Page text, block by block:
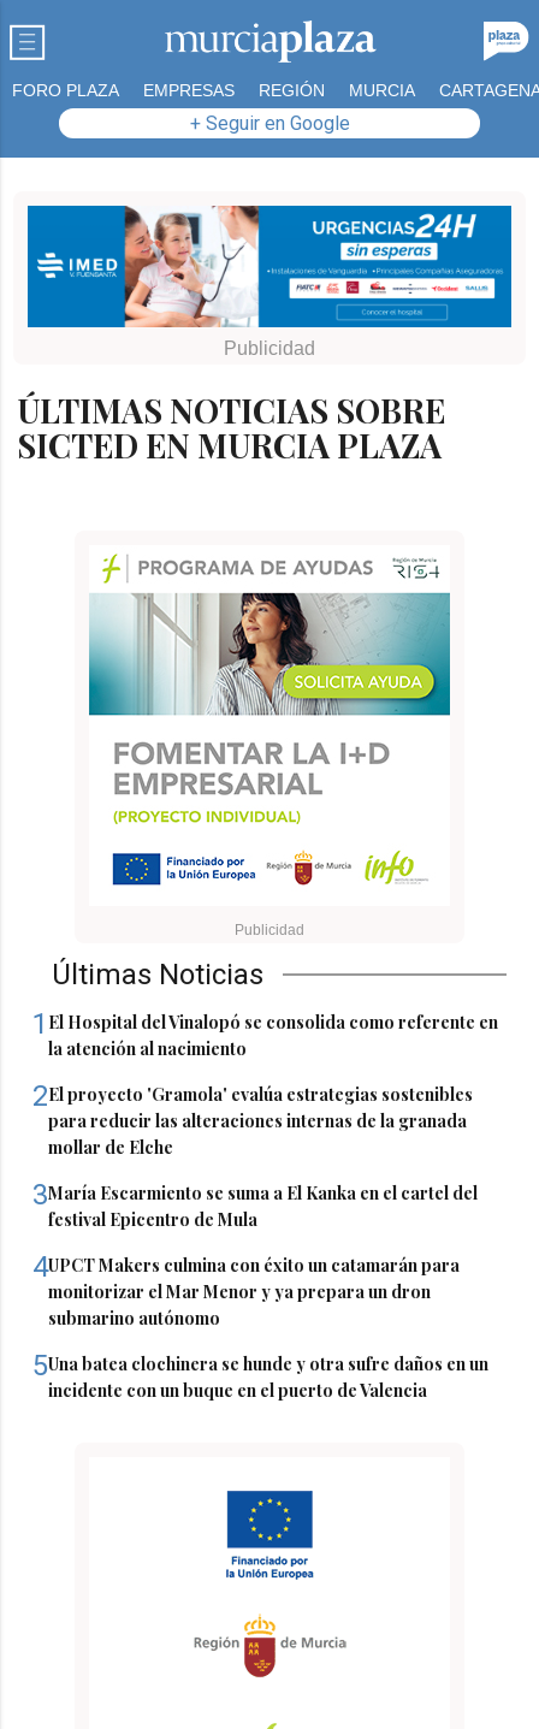
FORO PLAZA EMPRESAS REGIÓN MURCIA
+ Seguir en Google
ÚLTIMAS NOTICIAS SOBRE
SICTED EN MURCIA PLAZA
Últimas Noticias
1 El Hospital del Vinalopó se consolida como referente en
la atención al nacimiento
2El proyecto 'Gramola' evalúa estrategias sostenibles
para reducir las alteraciones internas de la granada
mollar de Elche
3María Escarmiento se suma a El Kanka en el cartel del
festival Epicentro de Mula
4UPCT Makers culmina con éxito un catamarán para
monitorizar el Mar Menor y ya prepara un dron
submarino autónomo
5Una batea clochinera se hunde y otra sufre daños en un
incidente con un buque en el puerto de Valencia